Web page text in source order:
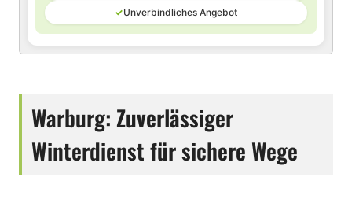
✓Unverbindliches Angebot
Warburg: Zuverlässiger
Winterdienst für sichere Wege